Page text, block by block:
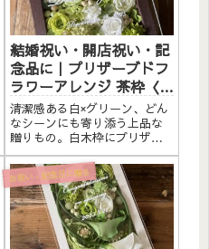
結婚祝い・開店祝い・記
念品に｜プリザーブドフ
ラワーアレンジ 茶枠〈白
グリーン〉文字入れ
清潔感ある白×グリーン、どん
なシーンにも寄り添う上品な
贈りもの。白木枠にプリザー
ブドフラワーと造花をたっぷ
りアレンジしました。アクリ
ルプレートへの白文字入れ無
料。自立するので壁かけでも
置き型でも飾れます。こんな
方へ結婚祝い・結婚記念日の
お祝...
お祝い・記念日に贈る